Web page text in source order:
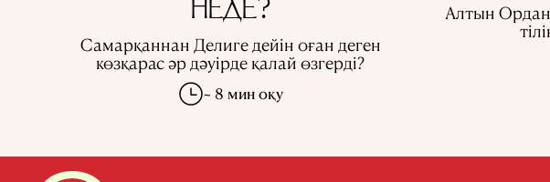
НЕДЕ?
Самарқаннан Делиге дейін оған деген
көзқарас әр дәуірде қалай өзгерді?
~ 8 мин оқу
Алтын